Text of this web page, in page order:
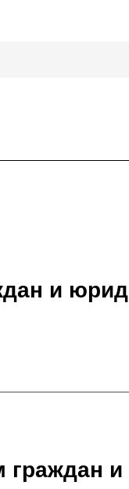
и
граждан и